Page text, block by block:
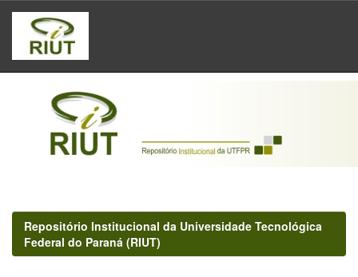
Skip
navigation
Repositório Institucional da Universidade Tecnológica
Federal do Paraná (RIUT)